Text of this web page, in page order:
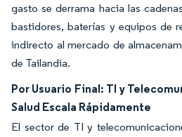
gasto se derrama hacia las
bastidores, baterías y equipos de
indirecto al mercado de
de Tailandia.
Por Usuario Final: TI y
Salud Escala Rápidamente
El sector de TI y